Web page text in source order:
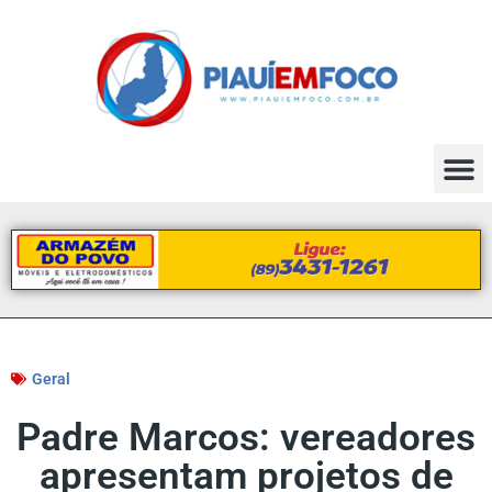
Geral
Padre Marcos: vereadores
apresentam projetos de